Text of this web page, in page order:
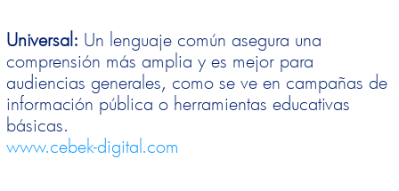
Universal: Un lenguaje común asegura una
comprensión más amplia y es mejor para
audiencias generales, como se ve en campañas de
información pública o herramientas educativas
básicas.
www.cebek-digital.com